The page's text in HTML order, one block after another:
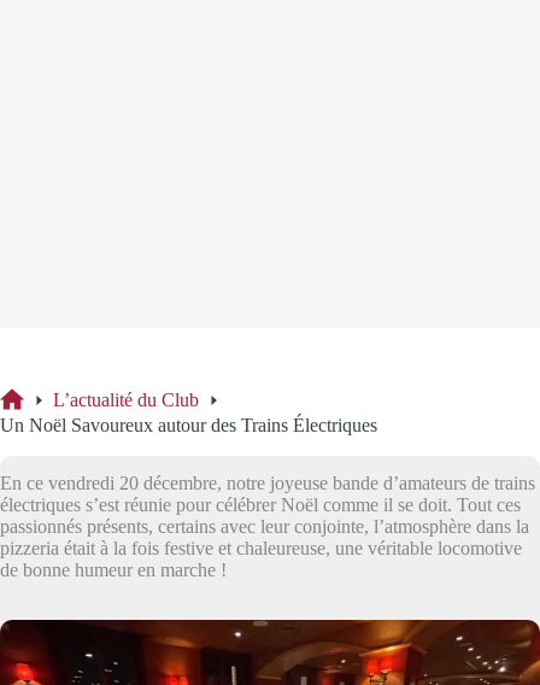
Accueil
L’actualité du Club
Un Noël Savoureux autour des Trains Électriques
En ce vendredi 20 décembre, notre joyeuse bande d’amateurs de trains
électriques s’est réunie pour célébrer Noël comme il se doit. Tout ces
passionnés présents, certains avec leur conjointe, l’atmosphère dans la
pizzeria était à la fois festive et chaleureuse, une véritable locomotive
de bonne humeur en marche !